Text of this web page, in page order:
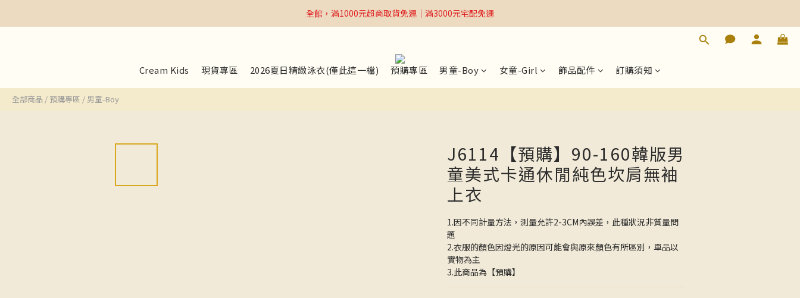
全館，滿1000元超商取貨免運｜滿3000元宅配免運
全館，滿1000元超商取貨免運｜滿3000元宅配免運
全館，滿1000元超商取貨免運｜滿3000元宅配免運
Cream Kids 現貨專區 2026夏日精緻泳衣(僅此這一檔) 預購專區 男童-Boy 女童-Girl 飾品配件 訂購須知
全部商品 / 預購專區 / 男童-Boy
J6114【預購】90-160韓版男
童美式卡通休閒純色坎肩無袖
上衣
1.因不同計量方法，測量允許2-3CM內誤差，此種狀況非質量問
題
2.衣服的顏色因燈光的原因可能會與原來顏色有所區別，單品以
實物為主
3.此商品為【預購】
立即購買